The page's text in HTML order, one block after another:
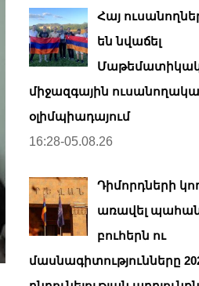
Հայ
են նվաճել
միջազգային
օլիմպիադայում
16:28-05.08.26
Դիմորդների
առավել
բուհերն ու
մասնագիտությունները